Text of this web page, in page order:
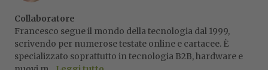
Collaboratore
Francesco segue il mondo della tecnologia dal 1999,
scrivendo per numerose testate online e cartacee. È
specializzato soprattutto in tecnologia B2B, hardware e